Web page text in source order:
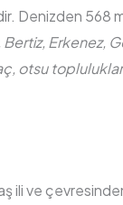
Denizden 568
Bertiz, Erkenez,
otsu
ili ve